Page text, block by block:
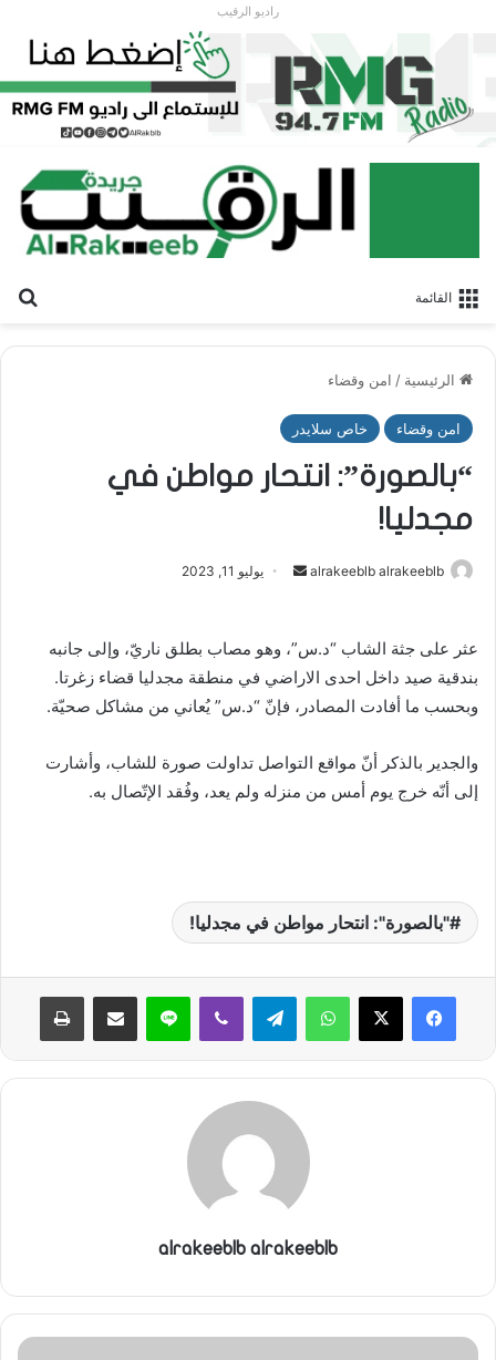
راديو الرقيب
القائمة
الرئيسية / امن وقضاء
امن وقضاء خاص سلايدر
“بالصورة”: انتحار مواطن في
مجدليا!
alrakeeblb alrakeeblb
أرسل يوليو 11, 2023
عثر على جثة الشاب “د.س”، وهو مصاب بطلق ناريّ، وإلى جانبه
بندقية صيد داخل احدى الاراضي في منطقة مجدليا قضاء زغرتا.
وبحسب ما أفادت المصادر، فإنّ “د.س” يُعاني من مشاكل صحيّة.
والجدير بالذكر أنّ مواقع التواصل تداولت صورة للشاب، وأشارت
إلى أنّه خرج يوم أمس من منزله ولم يعد، وفُقد الإتّصال به.
"بالصورة": انتحار مواطن في مجدليا!
واتساب تيلقرام ڤايبر لاين مشاركة عبر البريد طباعة
alrakeeblb alrakeeblb